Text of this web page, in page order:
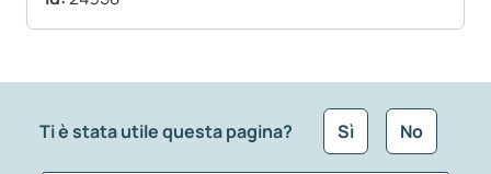
Ti è stata utile questa pagina? Sì No